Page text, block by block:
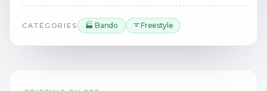
CATÉGORIES 🏭 Bando ➰ Freestyle